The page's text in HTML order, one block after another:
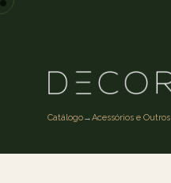
Catálogo→Acessórios e Outros